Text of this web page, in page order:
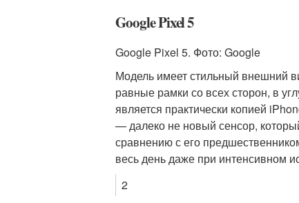
Google Pixel 5
Google Pixel 5. Фото: Google
Модель имеет стильный внешний
равные рамки со всех сторон, в
является практически копией
— далеко не новый сенсор,
сравнению с его
весь день даже при интенсивном
2